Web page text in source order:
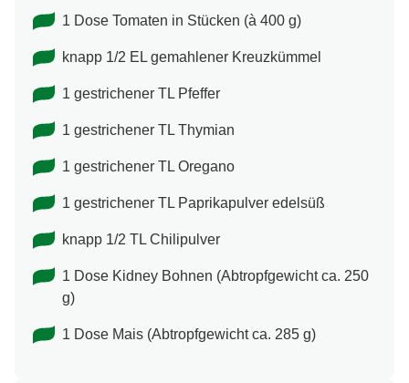
1 Dose Tomaten in Stücken (à 400 g)
knapp 1/2 EL gemahlener Kreuzkümmel
1 gestrichener TL Pfeffer
1 gestrichener TL Thymian
1 gestrichener TL Oregano
1 gestrichener TL Paprikapulver edelsüß
knapp 1/2 TL Chilipulver
1 Dose Kidney Bohnen (Abtropfgewicht ca. 250
g)
1 Dose Mais (Abtropfgewicht ca. 285 g)